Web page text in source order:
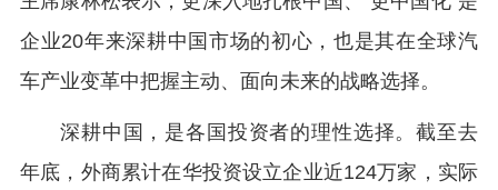
企业20年来深耕中国市场的初心，也是其在全球汽
车产业变革中把握主动、面向未来的战略选择。
深耕中国，是各国投资者的理性选择。截至去
年底，外商累计在华投资设立企业近124万家，实际